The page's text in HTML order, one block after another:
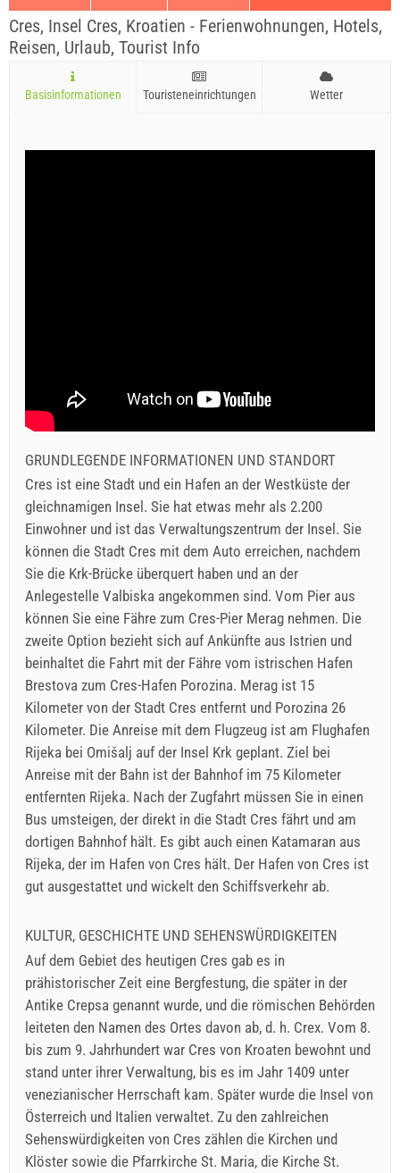
Cres, Insel Cres, Kroatien - Ferienwohnungen, Hotels,
Reisen, Urlaub, Tourist Info
Basisinformationen Touristeneinrichtungen Wetter
GRUNDLEGENDE INFORMATIONEN UND STANDORT
Cres ist eine Stadt und ein Hafen an der Westküste der
gleichnamigen Insel. Sie hat etwas mehr als 2.200
Einwohner und ist das Verwaltungszentrum der Insel. Sie
können die Stadt Cres mit dem Auto erreichen, nachdem
Sie die Krk-Brücke überquert haben und an der
Anlegestelle Valbiska angekommen sind. Vom Pier aus
können Sie eine Fähre zum Cres-Pier Merag nehmen. Die
zweite Option bezieht sich auf Ankünfte aus Istrien und
beinhaltet die Fahrt mit der Fähre vom istrischen Hafen
Brestova zum Cres-Hafen Porozina. Merag ist 15
Kilometer von der Stadt Cres entfernt und Porozina 26
Kilometer. Die Anreise mit dem Flugzeug ist am Flughafen
Rijeka bei Omišalj auf der Insel Krk geplant. Ziel bei
Anreise mit der Bahn ist der Bahnhof im 75 Kilometer
entfernten Rijeka. Nach der Zugfahrt müssen Sie in einen
Bus umsteigen, der direkt in die Stadt Cres fährt und am
dortigen Bahnhof hält. Es gibt auch einen Katamaran aus
Rijeka, der im Hafen von Cres hält. Der Hafen von Cres ist
gut ausgestattet und wickelt den Schiffsverkehr ab.
KULTUR, GESCHICHTE UND SEHENSWÜRDIGKEITEN
Auf dem Gebiet des heutigen Cres gab es in
prähistorischer Zeit eine Bergfestung, die später in der
Antike Crepsa genannt wurde, und die römischen Behörden
leiteten den Namen des Ortes davon ab, d. h. Crex. Vom 8.
bis zum 9. Jahrhundert war Cres von Kroaten bewohnt und
stand unter ihrer Verwaltung, bis es im Jahr 1409 unter
venezianischer Herrschaft kam. Später wurde die Insel von
Österreich und Italien verwaltet. Zu den zahlreichen
Sehenswürdigkeiten von Cres zählen die Kirchen und
Klöster sowie die Pfarrkirche St. Maria, die Kirche St.